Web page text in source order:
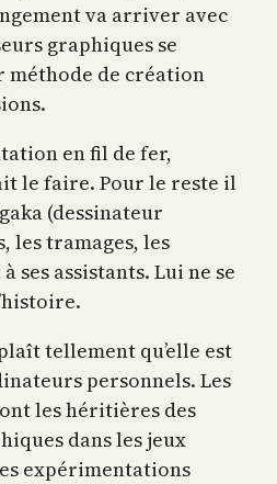
va arriver avec
graphiques se
de création
en fil de fer,
le faire. Pour le reste il
(dessinateur
les tramages, les
ses assistants. Lui ne se
tellement qu’elle est
personnels. Les
les héritières des
dans les jeux
expérimentations